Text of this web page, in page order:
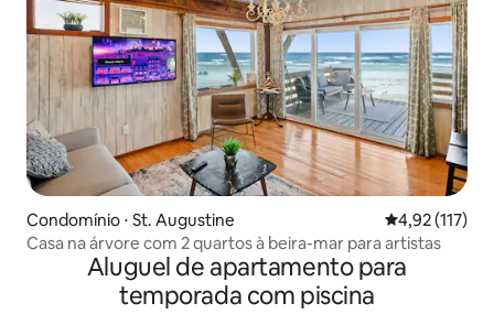
Condomínio ⋅ St. Augustine 4,92 de uma
4,92 (117)
Casa na árvore com 2 quartos à beira-mar para artistas
Aluguel de apartamento para
temporada com piscina